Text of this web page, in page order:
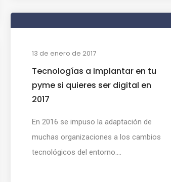
13 de enero de 2017
Tecnologías a implantar en tu
pyme si quieres ser digital en
2017
En 2016 se impuso la adaptación de
muchas organizaciones a los cambios
tecnológicos del entorno....